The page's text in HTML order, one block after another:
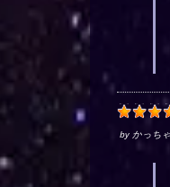
by かっち